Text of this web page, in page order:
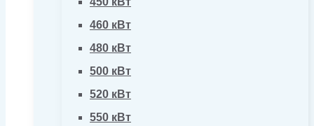
460 кВт
480 кВт
500 кВт
520 кВт
550 кВт